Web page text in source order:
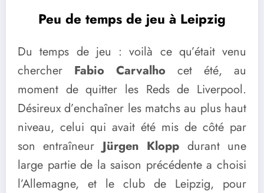
Peu de temps de jeu à Leipzig
Du temps de jeu : voilà ce qu’était venu
chercher Fabio Carvalho cet été, au
moment de quitter les Reds de Liverpool.
Désireux d’enchaîner les matchs au plus haut
niveau, celui qui avait été mis de côté par
son entraîneur Jürgen Klopp durant une
large partie de la saison précédente a choisi
l’Allemagne, et le club de Leipzig, pour